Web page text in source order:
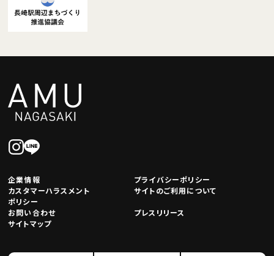
企業情報
プライバシーポリシー
カスタマーハラスメント
ポリシー
サイトのご利用について
お問い合わせ
プレスリリース
サイトマップ